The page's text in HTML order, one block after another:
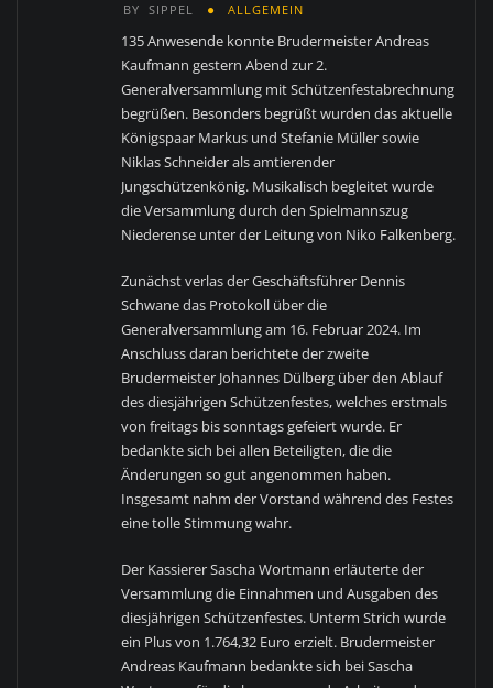
BY SIPPEL ALLGEMEIN
135 Anwesende konnte Brudermeister Andreas
Kaufmann gestern Abend zur 2.
Generalversammlung mit Schützenfestabrechnung
begrüßen. Besonders begrüßt wurden das aktuelle
Königspaar Markus und Stefanie Müller sowie
Niklas Schneider als amtierender
Jungschützenkönig. Musikalisch begleitet wurde
die Versammlung durch den Spielmannszug
Niederense unter der Leitung von Niko Falkenberg.
Zunächst verlas der Geschäftsführer Dennis
Schwane das Protokoll über die
Generalversammlung am 16. Februar 2024. Im
Anschluss daran berichtete der zweite
Brudermeister Johannes Dülberg über den Ablauf
des diesjährigen Schützenfestes, welches erstmals
von freitags bis sonntags gefeiert wurde. Er
bedankte sich bei allen Beteiligten, die die
Änderungen so gut angenommen haben.
Insgesamt nahm der Vorstand während des Festes
eine tolle Stimmung wahr.
Der Kassierer Sascha Wortmann erläuterte der
Versammlung die Einnahmen und Ausgaben des
diesjährigen Schützenfestes. Unterm Strich wurde
ein Plus von 1.764,32 Euro erzielt. Brudermeister
Andreas Kaufmann bedankte sich bei Sascha